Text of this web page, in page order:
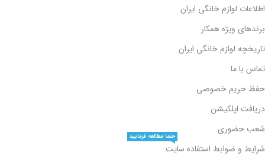
اطلاعات لوازم خانگی ایران
برندهای ویژه همکار
تاریخچه لوازم خانگی ایران
تماس با ما
حفظ حریم خصوصی
دریافت اپلکیشن
شعب حضوری
شرایط و ضوابط استفاده سایت
حتما مطالعه فرمایید